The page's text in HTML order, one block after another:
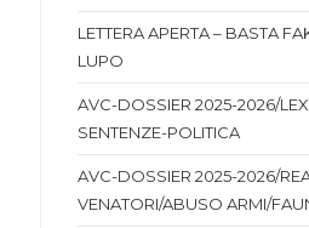
LETTERA APERTA – BASTA
LUPO
AVC-DOSSIER 2025-2026/
SENTENZE-POLITICA
AVC-DOSSIER 2025-2026/
VENATORI/ABUSO ARMI/